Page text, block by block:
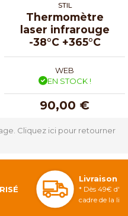
STIL
Thermomètre
laser infrarouge
-38°C +365°C
WEB
EN STOCK !
90,00 €
Cliquez ici pour retourner
Livraison
* Dès 49€
cadre de la